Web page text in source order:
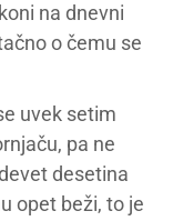
na dnevni
o čemu se
uvek setim
pa ne
desetina
opet beži, to je